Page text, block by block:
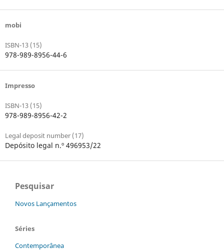
mobi
ISBN-13 (15)
978-989-8956-44-6
Impresso
ISBN-13 (15)
978-989-8956-42-2
Legal deposit number (17)
Depósito legal n.º 496953/22
Pesquisar
Novos Lançamentos
Séries
Contemporânea